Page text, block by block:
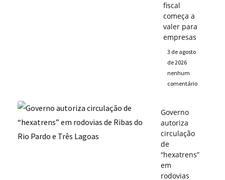
fiscal
começa a
valer para
empresas
3 de agosto
de 2026
nenhum
comentário
Governo
autoriza
circulação
de
“hexatrens”
em
rodovias